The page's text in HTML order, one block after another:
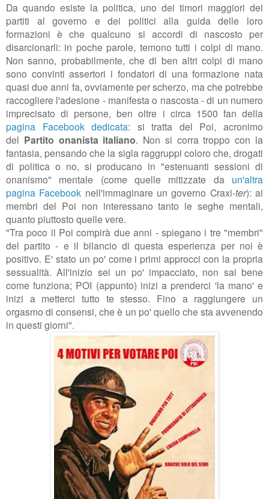
Da quando esiste la politica, uno dei timori maggiori dei
partiti al governo e dei politici alla guida delle loro
formazioni è che qualcuno si accordi di nascosto per
disarcionarli: in poche parole, temono tutti i colpi di mano.
Non sanno, probabilmente, che di ben altri colpi di mano
sono convinti assertori i fondatori di una formazione nata
quasi due anni fa, ovviamente per scherzo, ma che potrebbe
raccogliere l'adesione - manifesta o nascosta - di un numero
imprecisato di persone, ben oltre i circa 1500 fan della
pagina Facebook dedicata: si tratta del Poi, acronimo
del Partito onanista italiano. Non si corra troppo con la
fantasia, pensando che la sigla raggruppi coloro che, drogati
di politica o no, si producano in "estenuanti sessioni di
onanismo" mentale (come quelle mitizzate da un'altra
pagina Facebook nell'immaginare un governo Craxi-ter): ai
membri del Poi non interessano tanto le seghe mentali,
quanto piuttosto quelle vere.
"Tra poco il Poi compirà due anni - spiegano i tre "membri"
del partito - e il bilancio di questa esperienza per noi è
positivo. E' stato un po' come i primi approcci con la propria
sessualità. All'inizio sei un po' impacciato, non sai bene
come funziona; POI (appunto) inizi a prenderci 'la mano' e
inizi a metterci tutto te stesso. Fino a raggiungere un
orgasmo di consensi, che è un po' quello che sta avvenendo
in questi giorni".